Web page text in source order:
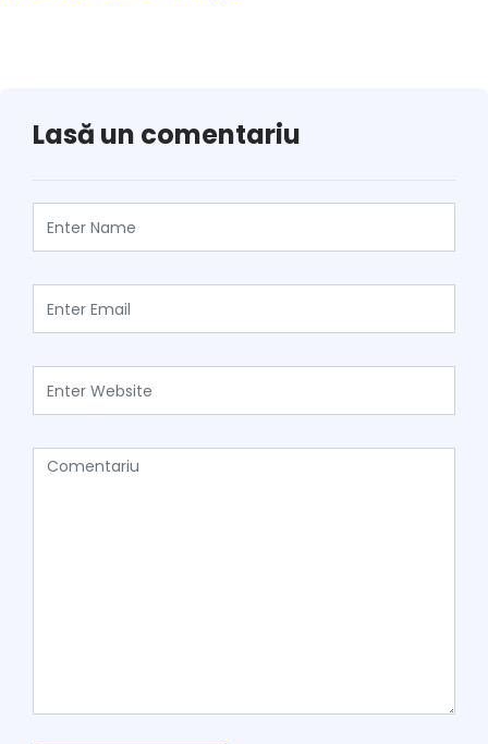
Lasă un comentariu